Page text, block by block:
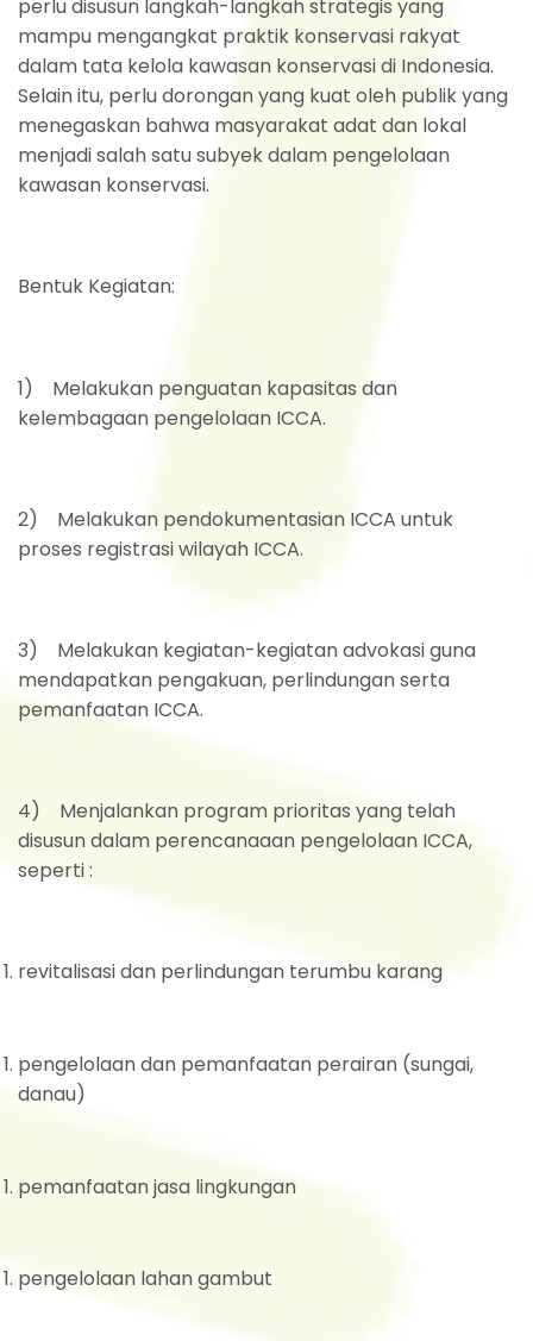
perlu disusun langkah-langkah strategis yang
mampu mengangkat praktik konservasi rakyat
dalam tata kelola kawasan konservasi di Indonesia.
Selain itu, perlu dorongan yang kuat oleh publik yang
menegaskan bahwa masyarakat adat dan lokal
menjadi salah satu subyek dalam pengelolaan
kawasan konservasi.
Bentuk Kegiatan:
1) Melakukan penguatan kapasitas dan
kelembagaan pengelolaan ICCA.
2) Melakukan pendokumentasian ICCA untuk
proses registrasi wilayah ICCA.
3) Melakukan kegiatan-kegiatan advokasi guna
mendapatkan pengakuan, perlindungan serta
pemanfaatan ICCA.
4) Menjalankan program prioritas yang telah
disusun dalam perencanaaan pengelolaan ICCA,
seperti :
revitalisasi dan perlindungan terumbu karang
pengelolaan dan pemanfaatan perairan (sungai,
danau)
pemanfaatan jasa lingkungan
pengelolaan lahan gambut